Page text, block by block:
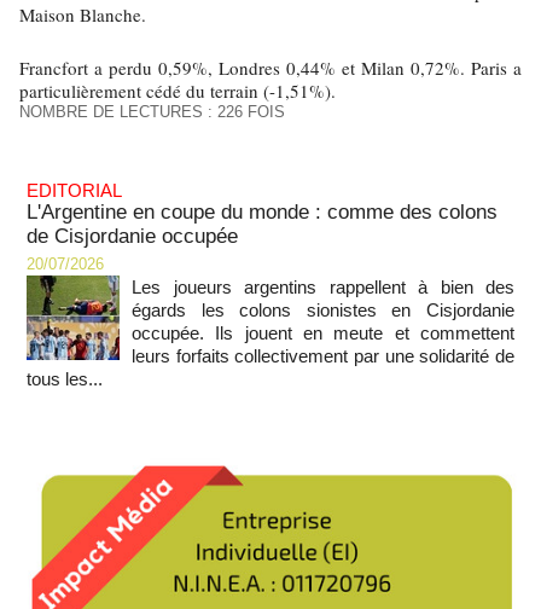
Maison Blanche.
Francfort a perdu 0,59%, Londres 0,44% et Milan 0,72%. Paris a
particulièrement cédé du terrain (-1,51%).
NOMBRE DE LECTURES : 226 FOIS
EDITORIAL
L'Argentine en coupe du monde : comme des colons
de Cisjordanie occupée
20/07/2026
Les joueurs argentins rappellent à bien des
égards les colons sionistes en Cisjordanie
occupée. Ils jouent en meute et commettent
leurs forfaits collectivement par une solidarité de
tous les...